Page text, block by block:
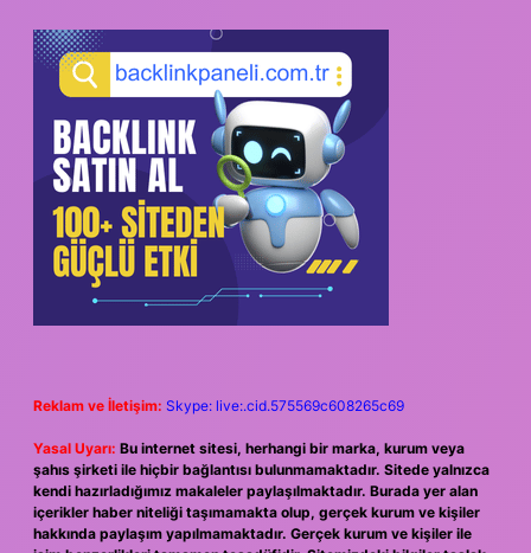
SIDEBAR
Reklam ve İletişim: Skype: live:.cid.575569c608265c69
Yasal Uyarı: Bu internet sitesi, herhangi bir marka, kurum veya
şahıs şirketi ile hiçbir bağlantısı bulunmamaktadır. Sitede yalnızca
kendi hazırladığımız makaleler paylaşılmaktadır. Burada yer alan
içerikler haber niteliği taşımamakta olup, gerçek kurum ve kişiler
hakkında paylaşım yapılmamaktadır. Gerçek kurum ve kişiler ile